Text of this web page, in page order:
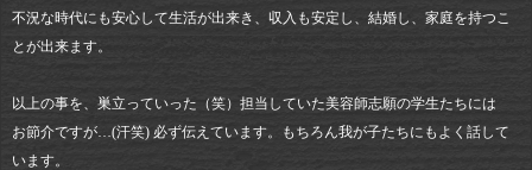
不況な時代にも安心して生活が出来き、収入も安定し、結婚し、家庭を持つこ
とが出来ます。
以上の事を、巣立っていった（笑）担当していた美容師志願の学生たちには
お節介ですが…(汗笑) 必ず伝えています。もちろん我が子たちにもよく話して
います。